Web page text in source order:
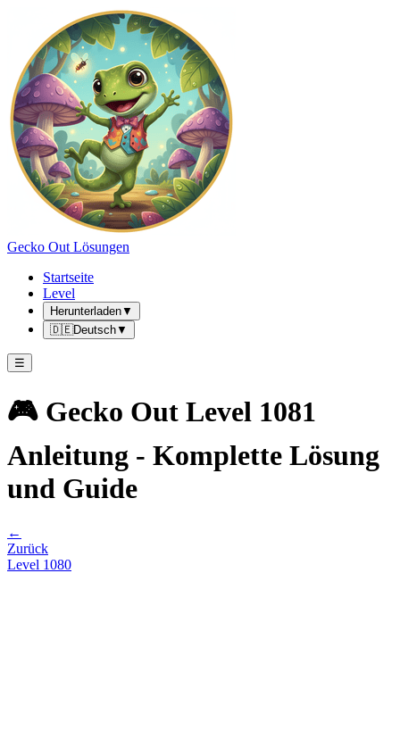
Gecko Out Lösungen
Startseite
Level
Herunterladen▼
🇩🇪Deutsch▼
☰
🎮 Gecko Out Level 1081
Anleitung - Komplette Lösung
und Guide
←
Zurück
Level 1080